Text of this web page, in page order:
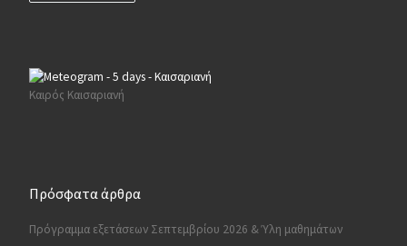
Καιρός Καισαριανή
Πρόσφατα άρθρα
Πρόγραμμα εξετάσεων Σεπτεμβρίου 2026 & Ύλη μαθημάτων